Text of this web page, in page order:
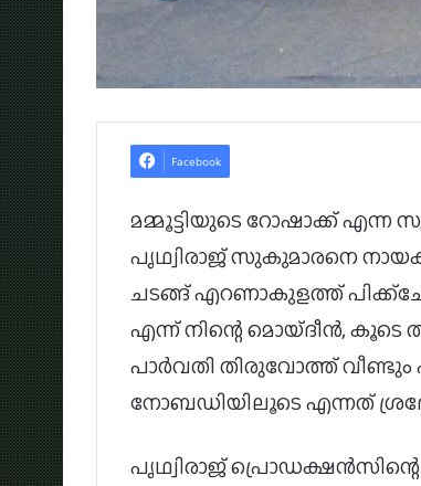
Facebook
മമ്മൂട്ടിയുടെ റോഷാക്ക് എന്ന
പൃഥ്വിരാജ് സുകുമാരനെ
ചടങ്ങ് എറണാകുളത്ത്
എന്ന് നിന്റെ മൊയ്ദീൻ, കൂടെ
പാർവതി തിരുവോത്ത് വീണ്ടും
നോബഡിയിലൂടെ എന്നത്
പൃഥ്വിരാജ്